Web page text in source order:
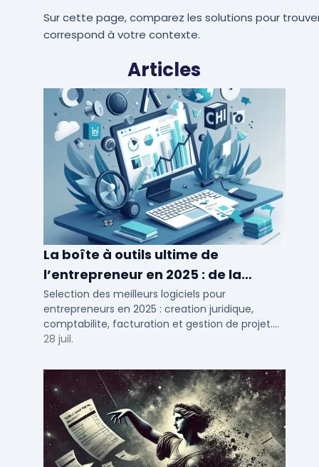
Sur cette page, comparez les solutions pour
correspond à votre contexte.
Articles
La boîte à outils ultime de
l’entrepreneur en 2025 : de la
création à la gestion
Selection des meilleurs logiciels pour
entrepreneurs en 2025 : creation juridique,
comptabilite, facturation et gestion de projet.
Outils adaptes aux TPE, PME et independants en
28 juil.